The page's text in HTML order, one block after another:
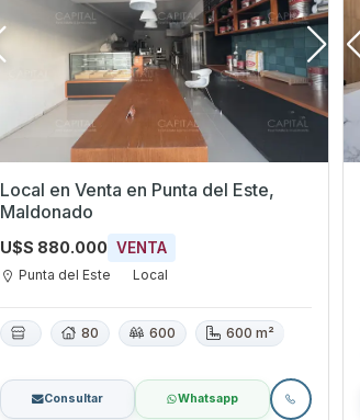
Local en Venta en Punta del Este,
Maldonado
U$S 880.000 VENTA
Punta del Este Local
80 600 600 m²
Consultar Whatsapp